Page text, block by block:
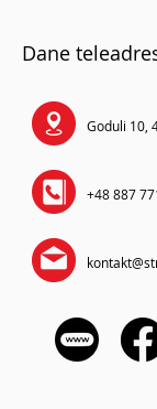
Dane
Goduli 10,
+48 887